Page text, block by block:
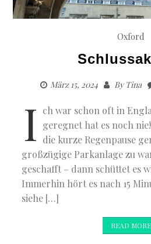
Oxford
März 15, 2024 ByTina
I ch war schon oft in
geregnet hat es noch
die kurze Regenpause
großzügige Parkanlage zu
geschafft – dann schüttet es
Immerhin hört es nach 15
siehe […]
READ MORE